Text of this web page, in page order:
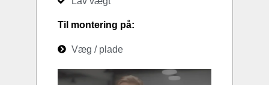
Til montering på:
Væg / plade